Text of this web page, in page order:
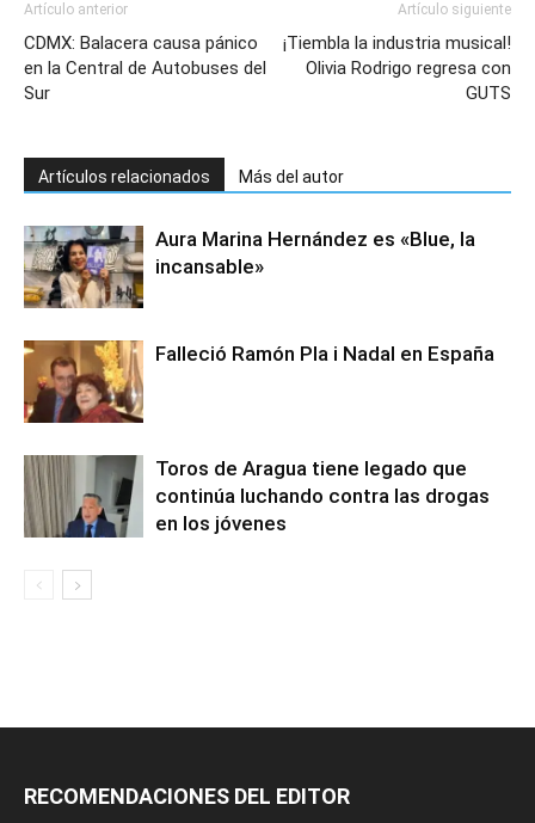
Artículo anterior
CDMX: Balacera causa pánico
en la Central de Autobuses del
Sur
Artículo siguiente
¡Tiembla la industria musical!
Olivia Rodrigo regresa con
GUTS
Artículos relacionados Más del autor
Aura Marina Hernández es «Blue, la
incansable»
Falleció Ramón Pla i Nadal en España
Toros de Aragua tiene legado que
continúa luchando contra las drogas
en los jóvenes
RECOMENDACIONES DEL EDITOR